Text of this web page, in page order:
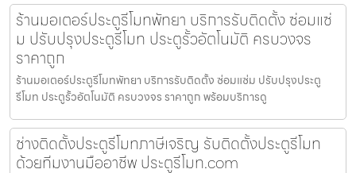
ร้านมอเตอร์ประตูรีโมทพัทยา บริการรับติดตั้ง ซ่อมแซ่
ม ปรับปรุงประตูรีโมท ประตูรั้วอัตโนมัติ ครบวงจร
ราคาถูก
ร้านมอเตอร์ประตูรีโมทพัทยา บริการรับติดตั้ง ซ่อมแซ่ม ปรับปรุงประตู
รีโมท ประตูรั้วอัตโนมัติ ครบวงจร ราคาถูก พร้อมบริการดู
ช่างติดตั้งประตูรีโมทภาษีเจริญ รับติดตั้งประตูรีโมท
ด้วยทีมงานมืออาชีพ ประตูรีโมท.com